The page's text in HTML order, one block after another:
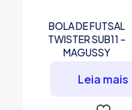
BOLA DE FUTSAL
TWISTER SUB11 –
MAGUSSY
Leia mais